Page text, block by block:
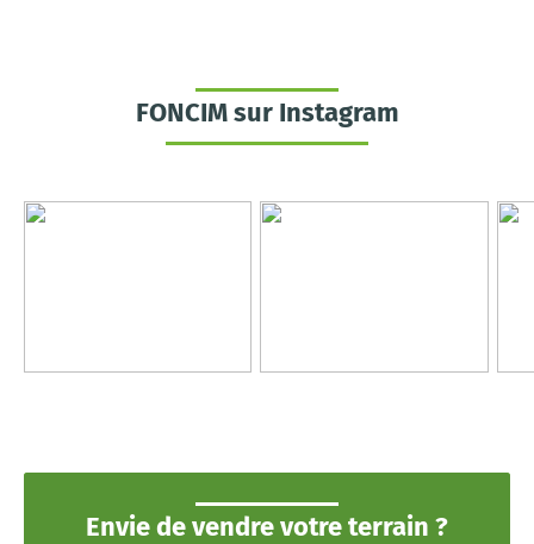
FONCIM sur Instagram
Envie de vendre votre terrain ?